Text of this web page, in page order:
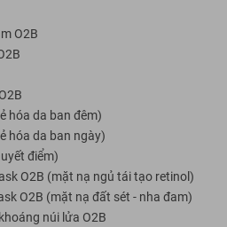
O2B
hóa da ban đêm)
hóa da ban ngày)
điểm)
O2B (mặt nạ ngủ tái tạo retinol)
O2B (mặt nạ đất sét - nha đam)
núi lửa O2B